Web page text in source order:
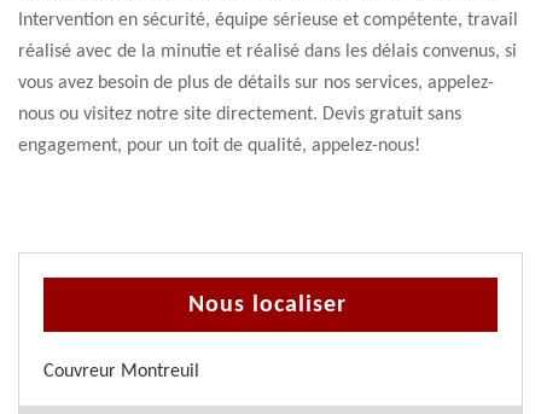
Intervention en sécurité, équipe sérieuse et compétente, travail
réalisé avec de la minutie et réalisé dans les délais convenus, si
vous avez besoin de plus de détails sur nos services, appelez-
nous ou visitez notre site directement. Devis gratuit sans
engagement, pour un toit de qualité, appelez-nous!
Nous localiser
Couvreur Montreuil